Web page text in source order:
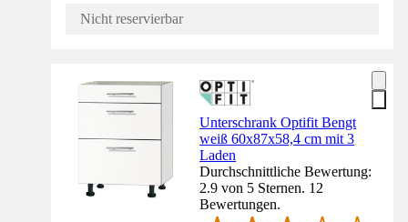
Nicht reservierbar
Unterschrank Optifit Bengt
weiß 60x87x58,4 cm mit 3
Laden
Durchschnittliche Bewertung:
2.9 von 5 Sternen. 12
Bewertungen.